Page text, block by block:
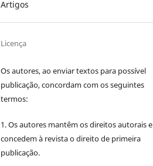
Artigos
Licença
Os autores, ao enviar textos para possível
publicação, concordam com os seguintes
termos:
1. Os autores mantêm os direitos autorais e
concedem à revista o direito de primeira
publicação.